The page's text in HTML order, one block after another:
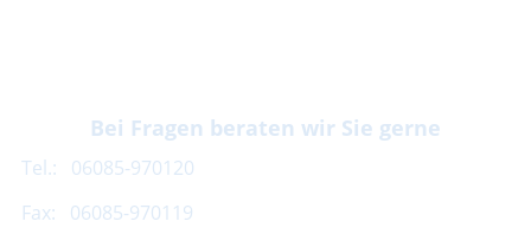
Bei Fragen beraten wir Sie gerne
Tel.: 06085-970120
Fax: 06085-970119